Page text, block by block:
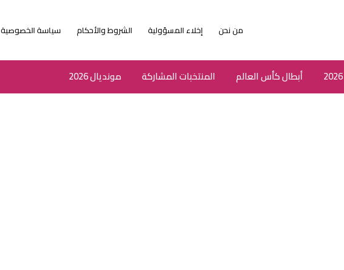
من نحن إخلاء المسؤولية الشروط والأحكام سياسة الخصوصية
أبطال كأس العالم المنتخبات المشاركة مونديال 2026